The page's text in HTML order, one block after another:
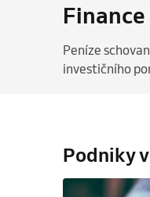
Peníze
investičního
Podniky